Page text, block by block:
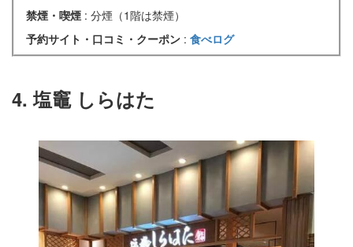
禁煙・喫煙 : 分煙（1階は禁煙）
予約サイト・口コミ・クーポン : 食べログ
4. 塩竈 しらはた